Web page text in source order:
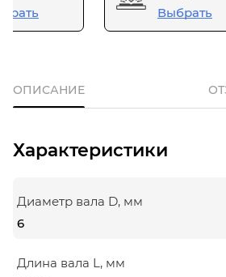
Выбрать
ОПИСАНИЕ
Характеристики
Диаметр вала D, мм
6
Длина вала L, мм